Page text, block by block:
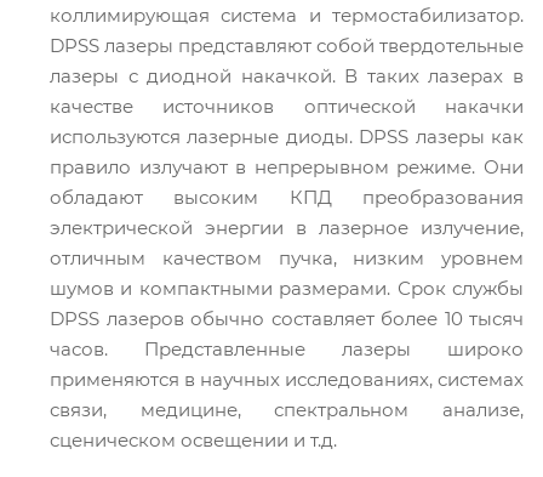
коллимирующая система и термостабилизатор.
DPSS лазеры представляют собой твердотельные
лазеры с диодной накачкой. В таких лазерах в
качестве источников оптической накачки
используются лазерные диоды. DPSS лазеры как
правило излучают в непрерывном режиме. Они
обладают высоким КПД преобразования
электрической энергии в лазерное излучение,
отличным качеством пучка, низким уровнем
шумов и компактными размерами. Срок службы
DPSS лазеров обычно составляет более 10 тысяч
часов. Представленные лазеры широко
применяются в научных исследованиях, системах
связи, медицине, спектральном анализе,
сценическом освещении и т.д.